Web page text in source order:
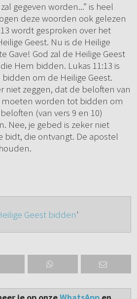
gegeven worden...” is heel
deze woorden ook gelezen
wordt gesproken over het
Geest. Nu is de Heilige
Gave! God zal de Heilige Geest
Hem bidden. Lukas 11:13 is
bidden om de Heilige Geest.
niet zeggen, dat de beloften van
moeten worden tot bidden om
(van vers 9 en 10)
Nee, je gebed is zeker niet
bidt, die ontvangt. De apostel
Geest bidden'